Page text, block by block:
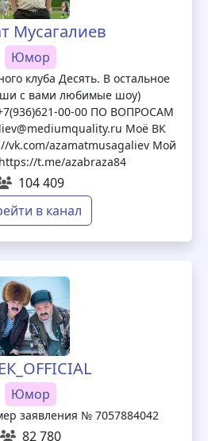
Мусагалиев
Юмор
клуба Десять. В остальное
с вами любимые шоу)
00-00 ПО ВОПРОСАМ
Моё ВК
azamatmusagaliev Мой
https://t.me/azabraza84
104 409
в канал
Юмор
заявления № 7057884042
82 780